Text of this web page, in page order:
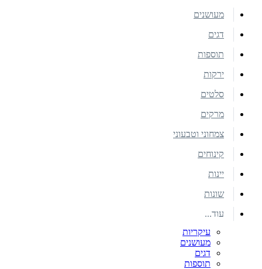
מעושנים
דגים
תוספות
ירקות
סלטים
מרקים
צמחוני וטבעוני
קינוחים
יינות
שונות
עוד...
עיקריות
מעושנים
דגים
תוספות